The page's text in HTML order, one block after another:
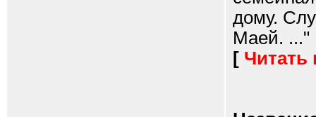
дому.
Маей. ..."
[ Читать